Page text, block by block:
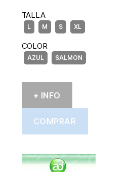
TALLA
COLOR
+ INFO
COMPRAR